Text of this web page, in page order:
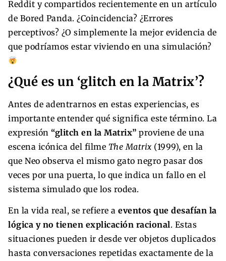
Reddit y compartidos recientemente en un artículo
de Bored Panda. ¿Coincidencia? ¿Errores
perceptivos? ¿O simplemente la mejor evidencia de
que podríamos estar viviendo en una simulación?
¿Qué es un ‘glitch en la Matrix’?
Antes de adentrarnos en estas experiencias, es
importante entender qué significa este término. La
expresión “glitch en la Matrix” proviene de una
escena icónica del filme The Matrix (1999), en la
que Neo observa el mismo gato negro pasar dos
veces por una puerta, lo que indica un fallo en el
sistema simulado que los rodea.
En la vida real, se refiere a eventos que desafían la
lógica y no tienen explicación racional. Estas
situaciones pueden ir desde ver objetos duplicados
hasta conversaciones repetidas exactamente de la